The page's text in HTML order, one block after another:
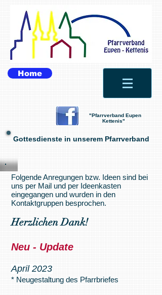
Home
"Pfarrverband Eupen
Kettenis"
Gottesdienste in unserem Pfarrverband
Folgende Anregungen bzw. Ideen sind bei
uns per Mail und per Ideenkasten
eingegangen und wurden in den
Kontaktgruppen besprochen.
Herzlichen Dank!
Neu - Update
April 2023
* Neugestaltung des Pfarrbriefes